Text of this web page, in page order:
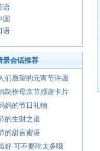
语
国
语
景会话推荐
们愿望的元宵节许愿
制作母亲节感谢卡片
妈的节日礼物
的生财之道
的甜言蜜语
好 可不要吃太多哦